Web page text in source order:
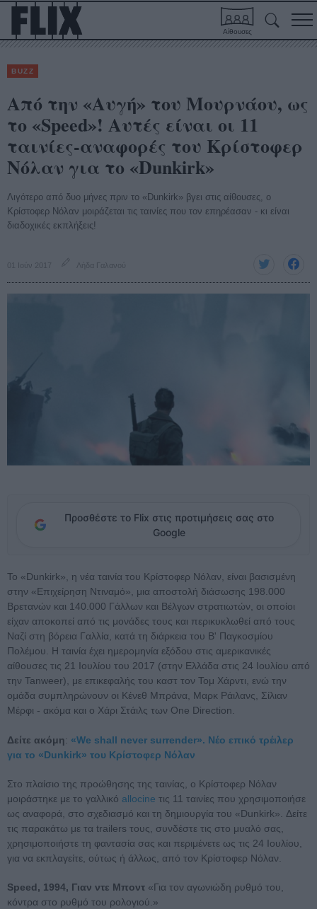
Αίθουσες
BUZZ
Από την «Αυγή» του Μουρνάου, ως
το «Speed»! Αυτές είναι οι 11
ταινίες-αναφορές του Κρίστοφερ
Νόλαν για το «Dunkirk»
Λιγότερο από δυο μήνες πριν το «Dunkirk» βγει στις αίθουσες, ο
Κρίστοφερ Νόλαν μοιράζεται τις ταινίες που τον επηρέασαν - κι είναι
διαδοχικές εκπλήξεις!
01 Ιούν 2017 Λήδα Γαλανού
Προσθέστε το Flix στις προτιμήσεις σας στο
Google
Το «Dunkirk», η νέα ταινία του Κρίστοφερ Νόλαν, είναι βασισμένη
στην «Επιχείρηση Ντιναμό», μια αποστολή διάσωσης 198.000
Βρετανών και 140.000 Γάλλων και Βέλγων στρατιωτών, οι οποίοι
είχαν αποκοπεί από τις μονάδες τους και περικυκλωθεί από τους
Ναζί στη βόρεια Γαλλία, κατά τη διάρκεια του Β' Παγκοσμίου
Πολέμου. Η ταινία έχει ημερομηνία εξόδου στις αμερικανικές
αίθουσες τις 21 Ιουλίου του 2017 (στην Ελλάδα στις 24 Ιουλίου από
την Tanweer), με επικεφαλής του καστ τον Τομ Χάρντι, ενώ την
ομάδα συμπληρώνουν οι Κένεθ Μπράνα, Μαρκ Ράιλανς, Σίλιαν
Μέρφι - ακόμα και ο Χάρι Στάιλς των One Direction.
Δείτε ακόμη: «We shall never surrender». Νέο επικό τρέιλερ
για το «Dunkirk» του Κρίστοφερ Νόλαν
Στο πλαίσιο της προώθησης της ταινίας, ο Κρίστοφερ Νόλαν
μοιράστηκε με το γαλλικό allocine τις 11 ταινίες που χρησιμοποιήσε
ως αναφορά, στο σχεδιασμό και τη δημιουργία του «Dunkirk». Δείτε
τις παρακάτω με τα trailers τους, συνδέστε τις στο μυαλό σας,
χρησιμοποιήστε τη φαντασία σας και περιμένετε ως τις 24 Ιουλίου,
για να εκπλαγείτε, ούτως ή άλλως, από τον Κρίστοφερ Νόλαν.
Speed, 1994, Γιαν ντε Μποντ «Για τον αγωνιώδη ρυθμό του,
κόντρα στο ρυθμό του ρολογιού.»